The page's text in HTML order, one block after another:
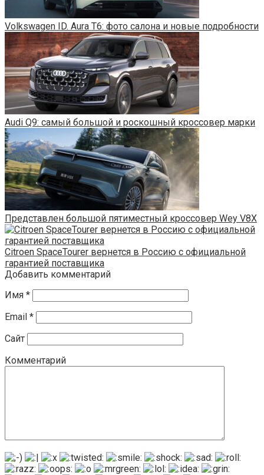
Volkswagen ID. Aura T6: фото салона и новые подробности
Audi Q9: самый большой и роскошный кроссовер марки
Представлен большой пятиместный кроссовер Wey V8X
Citroen SpaceTourer вернется в Россию с официальной
гарантией поставщика
Добавить комментарий
Имя *
Email *
Сайт
Комментарий